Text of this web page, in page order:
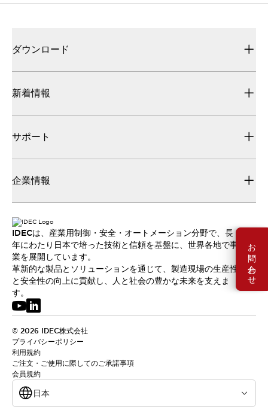
お問い合わせ
ダウンロード
新着情報
サポート
企業情報
IDECは、産業用制御・安全・オートメーション分野で、長
年にわたり日本で培った技術と信頼を基盤に、世界各地で事
業を展開しています。
革新的な製品とソリューションを通じて、製造現場の生産性
と安全性の向上に貢献し、人と社会の豊かな未来を支えま
す。
© 2026 IDEC株式会社
プライバシーポリシー
利用規約
ご注文・ご使用に際してのご承諾事項
会員規約
日本